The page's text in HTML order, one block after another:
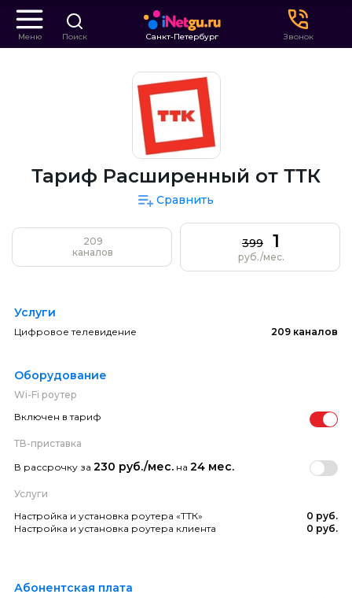
Меню Поиск Санкт-Петербург Звонок
Тариф Расширенный от ТТК
Сравнить
209
каналов
399 1
руб./мес.
Услуги
Цифровое телевидение 209 каналов
Оборудование
Wi-Fi роутер
Включен в тариф
ТВ-приставка
В рассрочку за 230 руб./мес. на 24 мес.
Услуги
Настройка и установка роутера «ТТК»
0 руб.
Настройка и установка роутера клиента
0 руб.
Абонентская плата